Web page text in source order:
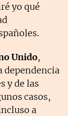
yo qué
Unido,
dependencia
y de las
casos,
a